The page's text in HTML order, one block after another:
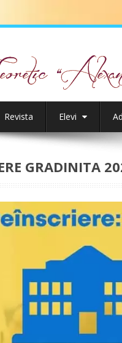
Revista Elevi
GRADINITA